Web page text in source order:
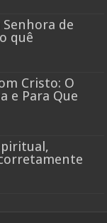
Senhora de
quê
Cristo: O
e Para Que